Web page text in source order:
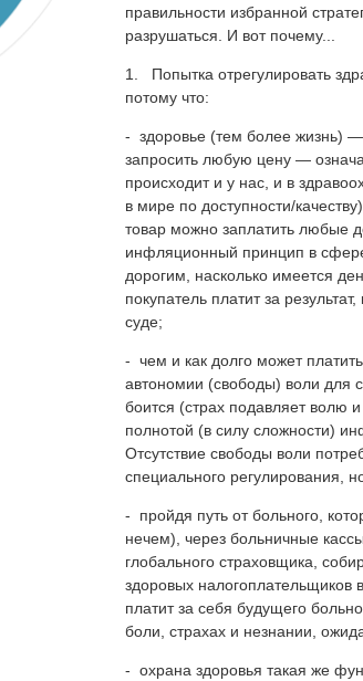
правильности избранной
разрушаться. И вот почему...
1. Попытка отрегулировать
потому что:
- здоровье (тем более жизнь)
запросить любую цену —
происходит и у нас, и в
в мире по доступности/
товар можно заплатить любые
инфляционный принцип в
дорогим, насколько имеется
покупатель платит за
суде;
- чем и как долго может
автономии (свободы) воли для
боится (страх подавляет волю
полнотой (в силу сложности)
Отсутствие свободы воли
специального регулирования,
- пройдя путь от больного,
нечем), через больничные
глобального страховщика,
здоровых налогоплательщиков
платит за себя будущего
боли, страхах и незнании,
- охрана здоровья такая же